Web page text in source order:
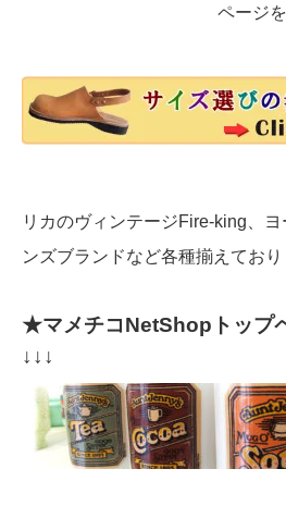
ページ
リカのヴィンテージFire-king、
ンズブランドなど各種揃えており
★マメチコNetShopトップ
↓↓↓